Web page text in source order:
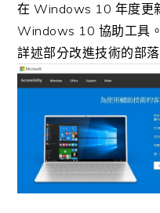
在 Windows 10 年度更
Windows 10 協助工具
詳述部分改進技術的部落